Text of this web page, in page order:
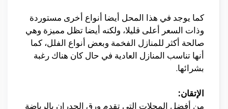
كما يوجد في هذا المحل أيضا أنواع أخرى مستوردة
وذات السعر أعلى قليلا، ولكنه أيضا تظل مميزة وهي
صالحة أكثر للمنازل الفخمة وبعض أنواع الفلل، كما
أنها تناسب المنازل العادية في حال كان هناك رغبة
بشرائها.
الإتقان:
من أفضل المحلات التي تقدم ورق الجدران بالرياضة